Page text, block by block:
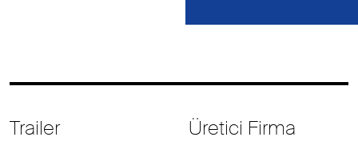
Trailer Üretici Firma